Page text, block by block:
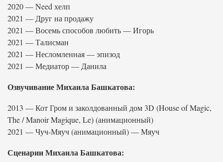
2020 — Need хелп
2021 — Друг на продажу
2021 — Восемь способов любить — Игорь
2021 — Талисман
2021 — Несломленная — эпизод
2021 — Медиатор — Данила
Озвучивание Михаила Башкатова:
2013 — Кот Гром и заколдованный дом 3D (House of Magic,
The / Manoir Magique, Le) (анимационный)
2021 — Чуч-Мяуч (анимационный) — Мяуч
Сценарии Михаила Башкатова: